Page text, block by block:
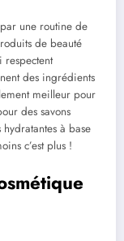
une routine de
de beauté
respectent
des ingrédients
meilleur pour
des savons
à base
c’est plus !